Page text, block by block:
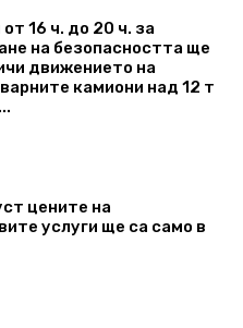
16 ч. до 20 ч. за
на безопасността ще
движението на
камиони над 12 т
цените на
услуги ще са само в